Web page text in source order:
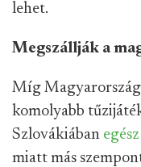
lehet.
Megszállják a
Míg
komolyabb
Szlovákiában
miatt más